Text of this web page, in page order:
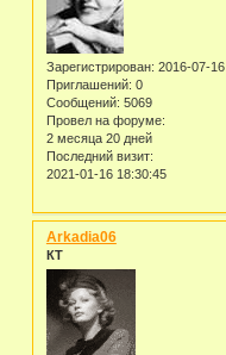
Зарегистрирован: 2016-07-16
Приглашений: 0
Сообщений: 5069
Провел на форуме:
2 месяца 20 дней
Последний визит:
2021-01-16 18:30:45
Arkadia06
КТ